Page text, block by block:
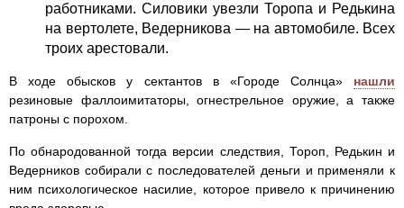
работниками. Силовики увезли Торопа и Редькина
на вертолете, Ведерникова — на автомобиле. Всех
троих арестовали.
В ходе обысков у сектантов в «Городе Солнца» нашли
резиновые фаллоимитаторы, огнестрельное оружие, а также
патроны с порохом.
По обнародованной тогда версии следствия, Тороп, Редькин и
Ведерников собирали с последователей деньги и применяли к
ним психологическое насилие, которое привело к причинению